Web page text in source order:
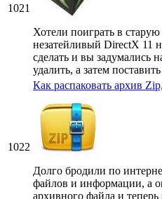
1021
Хотели поиграть в
незатейливый DirectX 11
сделать и вы задумались
удалить, а затем
1022
Как распаковать архив
Долго бродили по
файлов и информации, а
архивного файла и теперь